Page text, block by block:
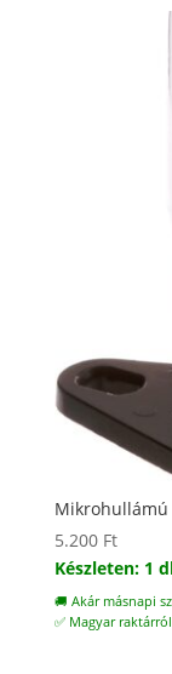
Mikrohullámú
5.200 Ft
Készleten: 1
🚚 Akár másnapi
✅ Magyar raktárról